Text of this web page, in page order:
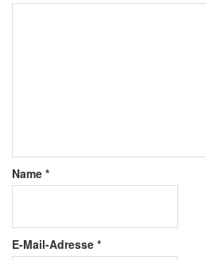
Name *
E-Mail-Adresse *